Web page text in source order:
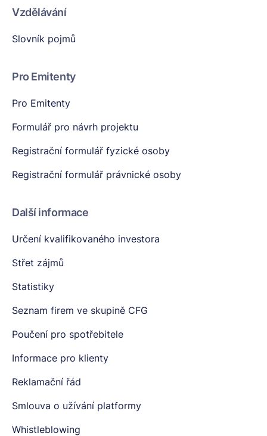
Vzdělávání
Slovník pojmů
Pro Emitenty
Pro Emitenty
Formulář pro návrh projektu
Registrační formulář fyzické osoby
Registrační formulář právnické osoby
Další informace
Určení kvalifikovaného investora
Střet zájmů
Statistiky
Seznam firem ve skupině CFG
Poučení pro spotřebitele
Informace pro klienty
Reklamační řád
Smlouva o užívání platformy
Whistleblowing